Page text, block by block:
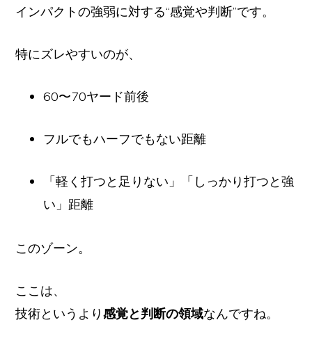
インパクトの強弱に対する“感覚や判断”です。
特にズレやすいのが、
60〜70ヤード前後
フルでもハーフでもない距離
「軽く打つと足りない」「しっかり打つと強
い」距離
このゾーン。
ここは、
技術というより感覚と判断の領域なんですね。